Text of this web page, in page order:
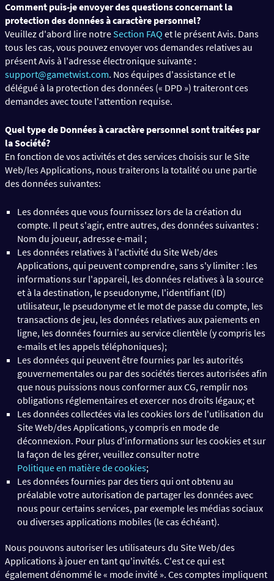
Comment puis-je envoyer des questions concernant la
protection des données à caractère personnel?
Veuillez d'abord lire notre Section FAQ et le présent Avis. Dans
tous les cas, vous pouvez envoyer vos demandes relatives au
présent Avis à l'adresse électronique suivante :
support@gametwist.com. Nos équipes d'assistance et le
délégué à la protection des données (« DPD ») traiteront ces
demandes avec toute l'attention requise.
Quel type de Données à caractère personnel sont traitées par
la Société?
En fonction de vos activités et des services choisis sur le Site
Web/les Applications, nous traiterons la totalité ou une partie
des données suivantes:
Les données que vous fournissez lors de la création du
compte. Il peut s'agir, entre autres, des données suivantes :
Nom du joueur, adresse e-mail ;
Les données relatives à l'activité du Site Web/des
Applications, qui peuvent comprendre, sans s'y limiter : les
informations sur l'appareil, les données relatives à la source
et à la destination, le pseudonyme, l'identifiant (ID)
utilisateur, le pseudonyme et le mot de passe du compte, les
transactions de jeu, les données relatives aux paiements en
ligne, les données fournies au service clientèle (y compris les
e-mails et les appels téléphoniques);
Les données qui peuvent être fournies par les autorités
gouvernementales ou par des sociétés tierces autorisées afin
que nous puissions nous conformer aux CG, remplir nos
obligations réglementaires et exercer nos droits légaux; et
Les données collectées via les cookies lors de l'utilisation du
Site Web/des Applications, y compris en mode de
déconnexion. Pour plus d'informations sur les cookies et sur
la façon de les gérer, veuillez consulter notre
Politique en matière de cookies;
Les données fournies par des tiers qui ont obtenu au
préalable votre autorisation de partager les données avec
nous pour certains services, par exemple les médias sociaux
ou diverses applications mobiles (le cas échéant).
Nous pouvons autoriser les utilisateurs du Site Web/des
Applications à jouer en tant qu'invités. C'est ce qui est
également dénommé le « mode invité ». Ces comptes impliquent